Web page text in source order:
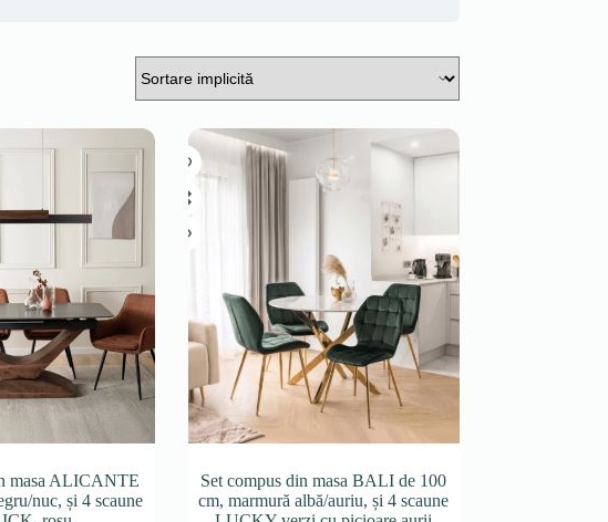
masa ALICANTE
nuc, și 4 scaune
Set compus din masa BALI de 100
cm, marmură albă/auriu, și 4 scaune